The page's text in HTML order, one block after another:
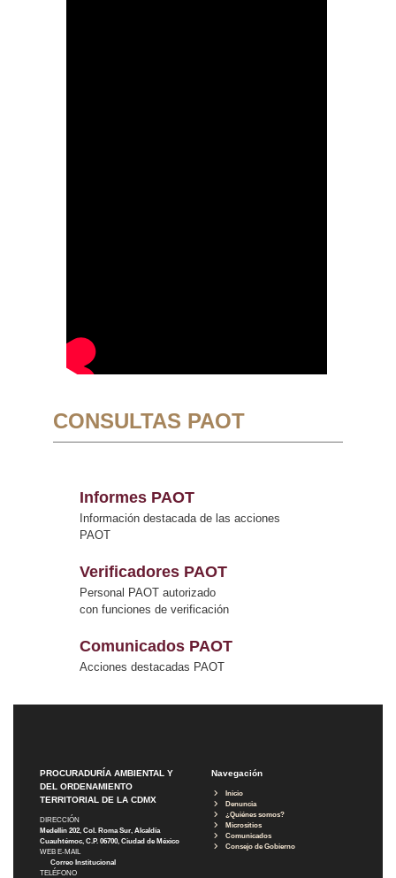
CONSULTAS PAOT
Informes PAOT
Información destacada de las acciones
PAOT
Verificadores PAOT
Personal PAOT autorizado
con funciones de verificación
Comunicados PAOT
Acciones destacadas PAOT
PROCURADURÍA AMBIENTAL Y
DEL ORDENAMIENTO
TERRITORIAL DE LA CDMX
DIRECCIÓN
Medellín 202, Col. Roma Sur, Alcaldía
Cuauhtémoc, C.P. 06700, Ciudad de México
WEB E-MAIL
Correo Institucional
TELÉFONO
Navegación
Inicio
Denuncia
¿Quiénes somos?
Micrositios
Comunicados
Consejo de Gobierno